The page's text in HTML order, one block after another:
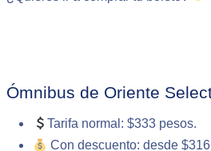
Ómnibus de Oriente
Tarifa normal: $333 pesos.
Con descuento: desde